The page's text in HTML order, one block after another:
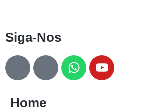
Siga-Nos
Home